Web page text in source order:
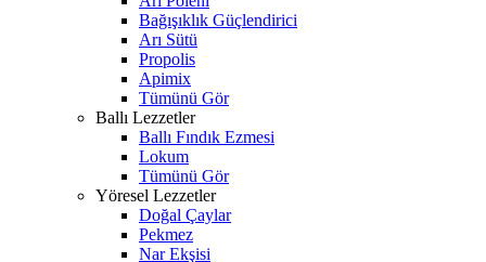
Bağışıklık Güçlendirici
Arı Sütü
Propolis
Apimix
Tümünü Gör
Ballı Lezzetler
Ballı Fındık Ezmesi
Lokum
Tümünü Gör
Yöresel Lezzetler
Doğal Çaylar
Pekmez
Nar Ekşisi